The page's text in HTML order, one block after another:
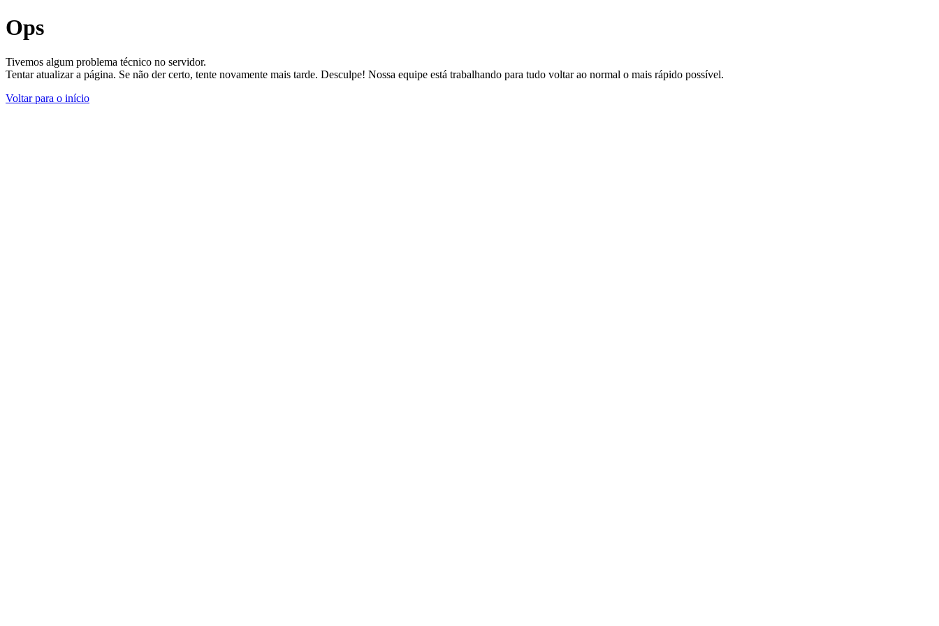
Ops
Tivemos algum problema técnico no servidor.
Tentar atualizar a página. Se não der certo, tente novamente mais tarde. Desculpe! Nossa equipe está trabalhando para tudo voltar ao normal o mais rápido possível.
Voltar para o início